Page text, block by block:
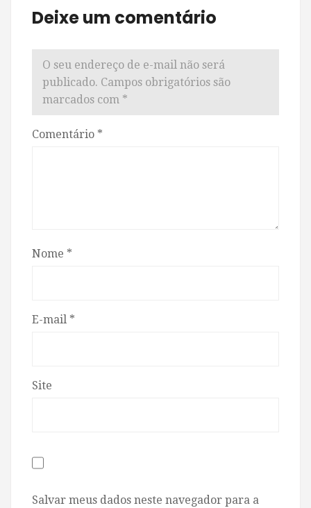
Deixe um comentário
O seu endereço de e-mail não será
publicado. Campos obrigatórios são
marcados com *
Comentário *
Nome *
E-mail *
Site
Salvar meus dados neste navegador para a